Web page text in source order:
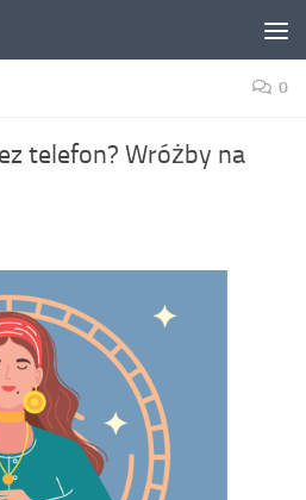
0
telefon? Wróżby na